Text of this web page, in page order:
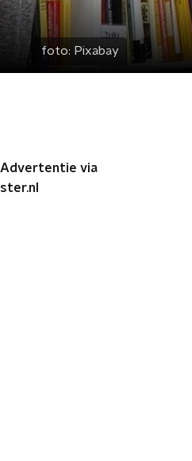
foto: Pixabay
Advertentie via
ster.nl